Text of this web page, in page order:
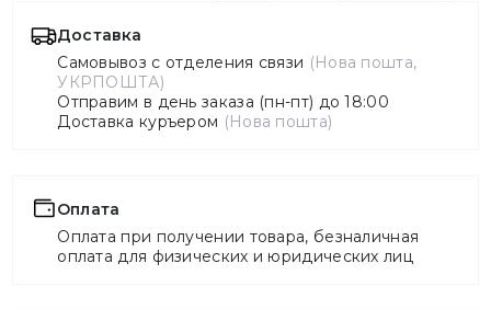
Доставка
Самовывоз с отделения связи (Нова пошта,
УКРПОШТА)
Отправим в день заказа (пн-пт) до 18:00
Доставка куръером (Нова пошта)
Оплата
Оплата при получении товара, безналичная
оплата для физических и юридических лиц